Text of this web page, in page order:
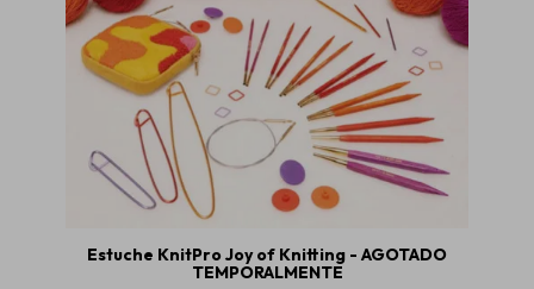
Estuche KnitPro Joy of Knitting - AGOTADO
TEMPORALMENTE